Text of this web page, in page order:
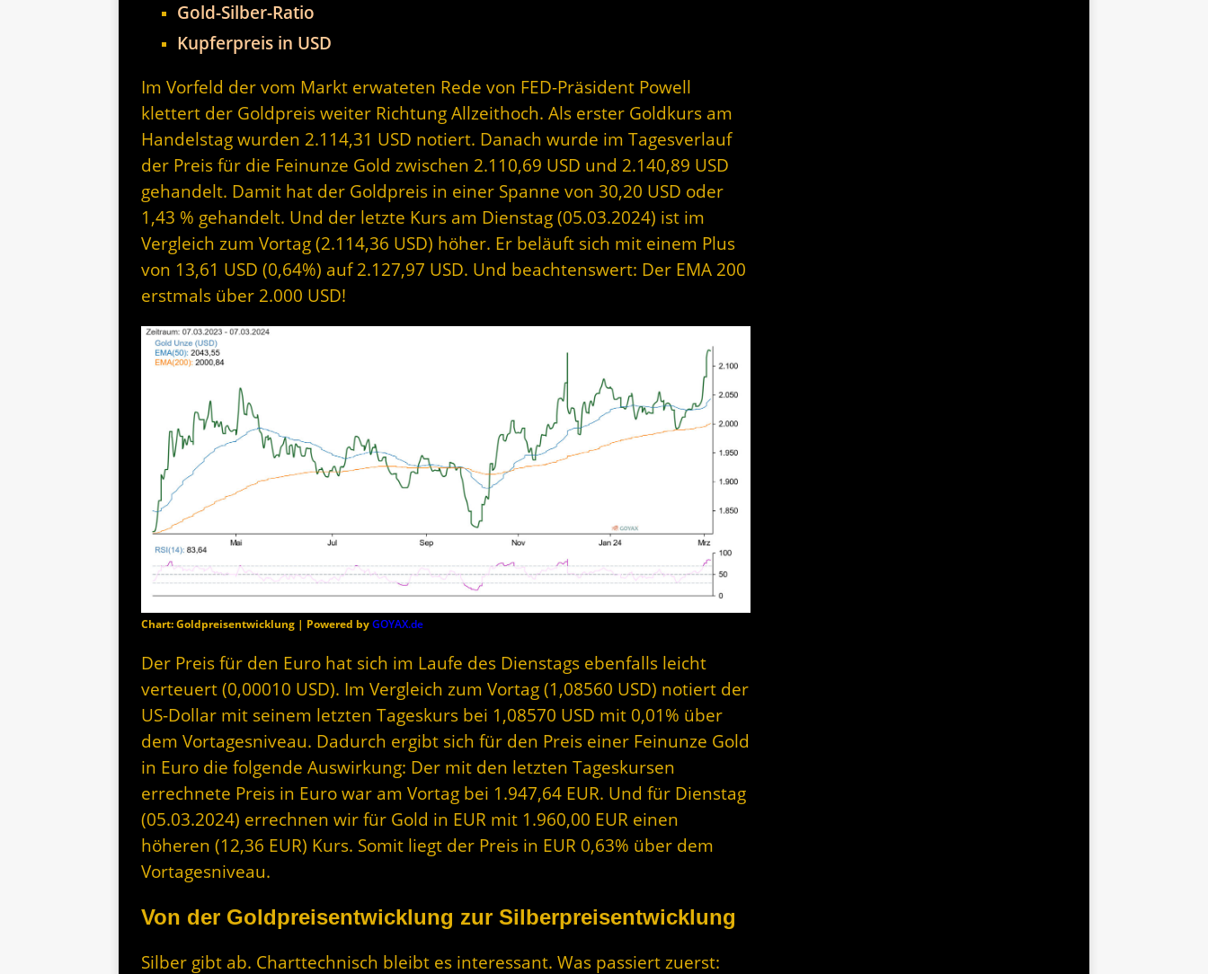
Gold-Silber-Ratio
Kupferpreis in USD
Im Vorfeld der vom Markt erwateten Rede von FED-Präsident Powell
klettert der Goldpreis weiter Richtung Allzeithoch. Als erster Goldkurs am
Handelstag wurden 2.114,31 USD notiert. Danach wurde im Tagesverlauf
der Preis für die Feinunze Gold zwischen 2.110,69 USD und 2.140,89 USD
gehandelt. Damit hat der Goldpreis in einer Spanne von 30,20 USD oder
1,43 % gehandelt. Und der letzte Kurs am Dienstag (05.03.2024) ist im
Vergleich zum Vortag (2.114,36 USD) höher. Er beläuft sich mit einem Plus
von 13,61 USD (0,64%) auf 2.127,97 USD. Und beachtenswert: Der EMA 200
erstmals über 2.000 USD!
Chart: Goldpreisentwicklung | Powered byGOYAX.de
Der Preis für den Euro hat sich im Laufe des Dienstags ebenfalls leicht
verteuert (0,00010 USD). Im Vergleich zum Vortag (1,08560 USD) notiert der
US-Dollar mit seinem letzten Tageskurs bei 1,08570 USD mit 0,01% über
dem Vortagesniveau. Dadurch ergibt sich für den Preis einer Feinunze Gold
in Euro die folgende Auswirkung: Der mit den letzten Tageskursen
errechnete Preis in Euro war am Vortag bei 1.947,64 EUR. Und für Dienstag
(05.03.2024) errechnen wir für Gold in EUR mit 1.960,00 EUR einen
höheren (12,36 EUR) Kurs. Somit liegt der Preis in EUR 0,63% über dem
Vortagesniveau.
Von der Goldpreisentwicklung zur Silberpreisentwicklung
Silber gibt ab. Charttechnisch bleibt es interessant. Was passiert zuerst: